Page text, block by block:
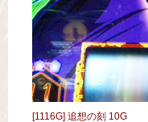
[1116G] 追想の刻 10G